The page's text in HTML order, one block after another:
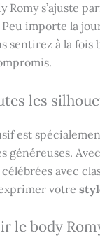
Romy s’ajuste
importe la
sentirez à la fois
les
est
généreuses.
avec
votre
le body